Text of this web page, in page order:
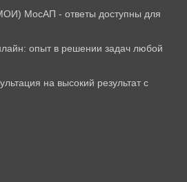
МосАП - ответы доступны для
опыт в решении задач любой
на высокий результат с